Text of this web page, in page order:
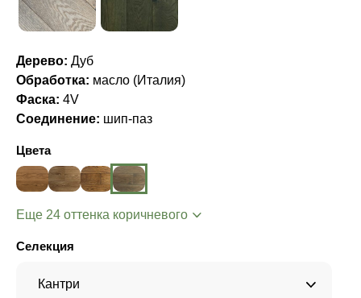
Дерево: Дуб
Обработка: масло (Италия)
Фаска: 4V
Соединение: шип-паз
Цвета
Еще 24 оттенка коричневого
Селекция
Кантри